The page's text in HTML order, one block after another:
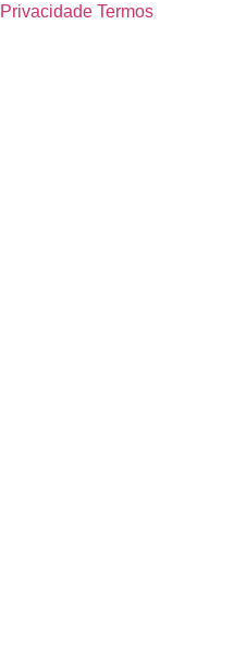
Privacidade Termos